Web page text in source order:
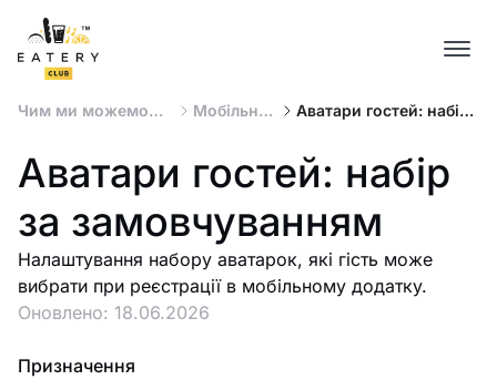
Чим ми можемо
Мобільний
Аватари гостей: набір
Аватари гостей: набір
за замовчуванням
Налаштування набору аватарок, які гість може
вибрати при реєстрації в мобільному додатку.
Оновлено: 18.06.2026
Призначення